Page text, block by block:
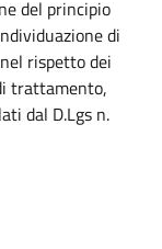
del principio
di
rispetto dei
trattamento,
dal D.Lgs n.